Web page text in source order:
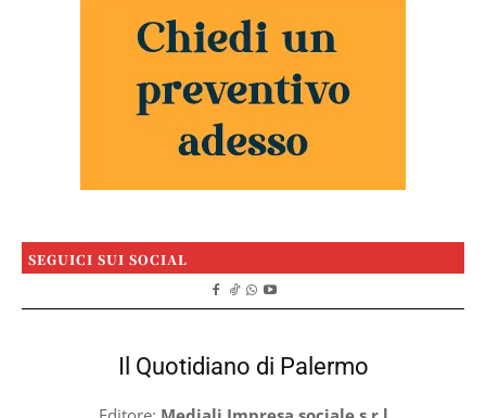
SEGUICI SUI SOCIAL
Il Quotidiano di Palermo